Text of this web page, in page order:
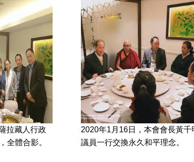
拉藏人行政
全體合影。
2020年1月16日，本會會長黃千
議員一行交換永久和平理念。